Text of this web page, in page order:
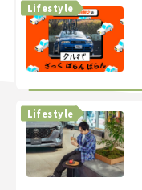
Lifestyle
Lifestyle